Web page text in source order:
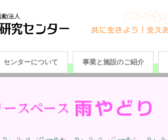
センターについて 事業と施設のご紹介